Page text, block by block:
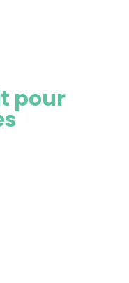
pour